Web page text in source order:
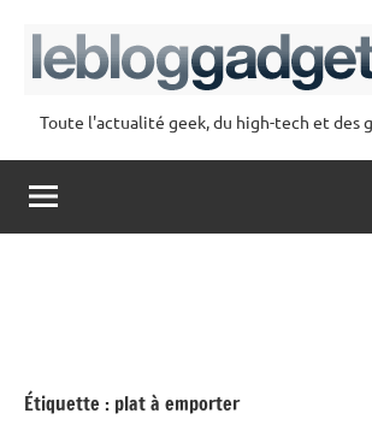
contenu
lebloggadget
Toute l'actualité geek, du high-tech et des
Étiquette : plat à emporter